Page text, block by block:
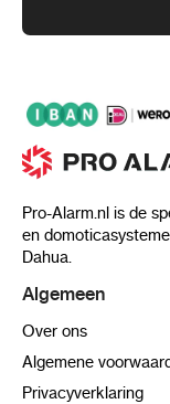
Pro-Alarm.nl is de
en
Dahua.
Algemeen
Over ons
Algemene
Privacyverklaring